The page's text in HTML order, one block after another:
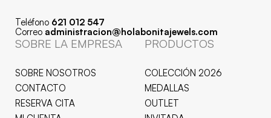
Teléfono 621 012 547
Correo administracion@holabonitajewels.com
SOBRE LA EMPRESA
SOBRE NOSOTROS
CONTACTO
RESERVA CITA
PRODUCTOS
COLECCIÓN 2026
MEDALLAS
OUTLET